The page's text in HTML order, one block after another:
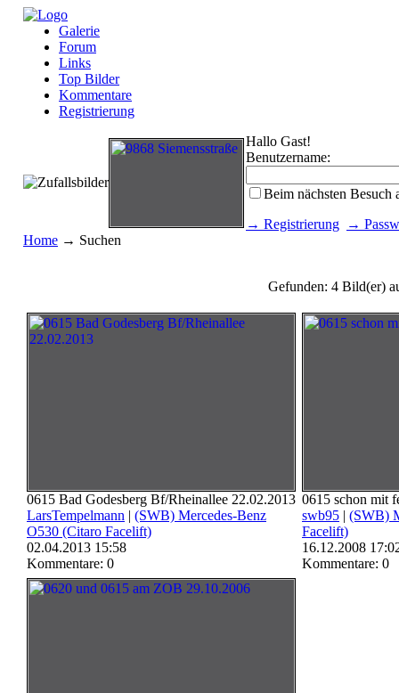
Galerie
Forum
Links
Top Bilder
Kommentare
Registrierung
Hallo Gast!
Benutzername:
Beim nächsten Besuch
→ Registrierung
→
Home → Suchen
Gefunden: 4 Bild(er)
0615 Bad Godesberg Bf/Rheinallee 22.02.2013
LarsTempelmann | (SWB) Mercedes-Benz
O530 (Citaro Facelift)
02.04.2013 15:58
Kommentare: 0
0615 schon mit
swb95 | (SWB)
Facelift)
16.12.2008
Kommentare: 0